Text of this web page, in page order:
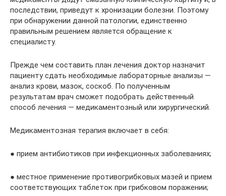
последствии, приведут к хронизации болезни. Поэтому
при обнаружении данной патологии, единственно
правильным решением является обращение к
специалисту.
Прежде чем составить план лечения доктор назначит
пациенту сдать необходимые лабораторные анализы —
анализ крови, мазок, соскоб. По полученным
результатам врач сможет подобрать действенный
способ лечения — медикаментозный или хирургический.
Медикаментозная терапия включает в себя:
● прием антибиотиков при инфекционных заболеваниях;
● местное применение противогрибковых мазей и прием
соответствующих таблеток при грибковом поражении;